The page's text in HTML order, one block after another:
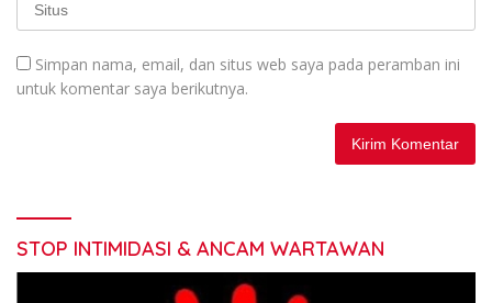
Simpan nama, email, dan situs web saya pada peramban ini
untuk komentar saya berikutnya.
STOP INTIMIDASI & ANCAM WARTAWAN